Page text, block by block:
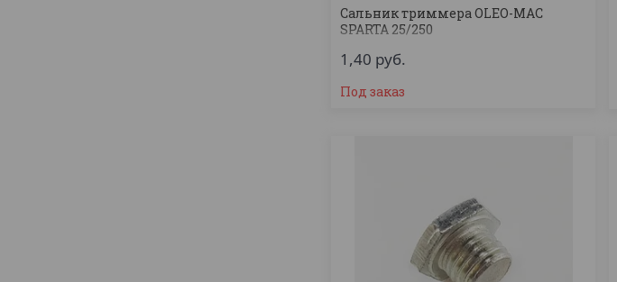
Сальник триммера OLEO-MAC
SPARTA 25/250
1,40 руб.
Под заказ